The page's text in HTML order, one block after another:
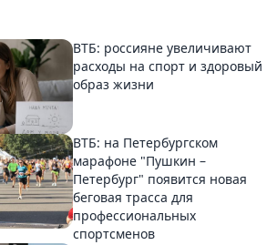
ВТБ: россияне увеличивают
расходы на спорт и здоровый
образ жизни
ВТБ: на Петербургском
марафоне "Пушкин –
Петербург" появится новая
беговая трасса для
профессиональных
спортсменов